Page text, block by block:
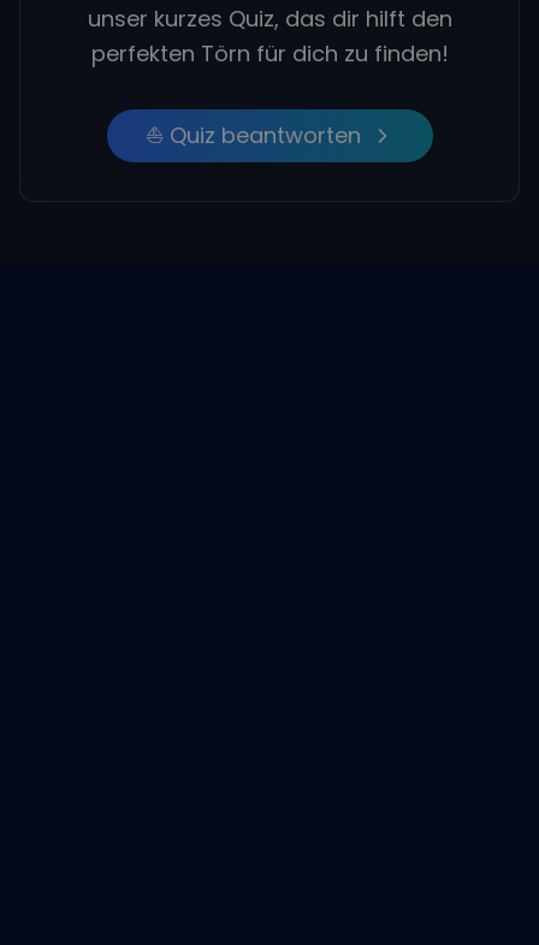
unser kurzes Quiz, das dir hilft den
perfekten Törn für dich zu finden!
⛵ Quiz beantworten